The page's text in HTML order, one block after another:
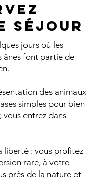
séjour
jours où les
ânes font partie de
des animaux
simples pour bien
vous entrez dans
liberté : vous profitez
rare, à votre
près de la nature et